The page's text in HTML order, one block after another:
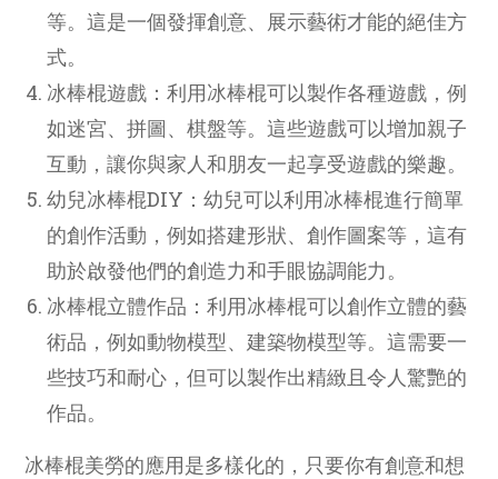
等。這是一個發揮創意、展示藝術才能的絕佳方
式。
冰棒棍遊戲：利用冰棒棍可以製作各種遊戲，例
如迷宮、拼圖、棋盤等。這些遊戲可以增加親子
互動，讓你與家人和朋友一起享受遊戲的樂趣。
幼兒冰棒棍DIY：幼兒可以利用冰棒棍進行簡單
的創作活動，例如搭建形狀、創作圖案等，這有
助於啟發他們的創造力和手眼協調能力。
冰棒棍立體作品：利用冰棒棍可以創作立體的藝
術品，例如動物模型、建築物模型等。這需要一
些技巧和耐心，但可以製作出精緻且令人驚艷的
作品。
冰棒棍美勞的應用是多樣化的，只要你有創意和想